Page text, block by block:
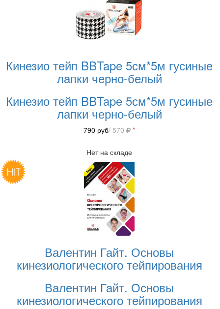
Кинезио тейп BBTape 5см*5м гусиные
лапки черно-белый
Кинезио тейп BBTape 5см*5м гусиные
лапки черно-белый
790 руб/ 570 *
Нет на складе
Валентин Гайт. Основы
кинезиологического тейпирования
Валентин Гайт. Основы
кинезиологического тейпирования